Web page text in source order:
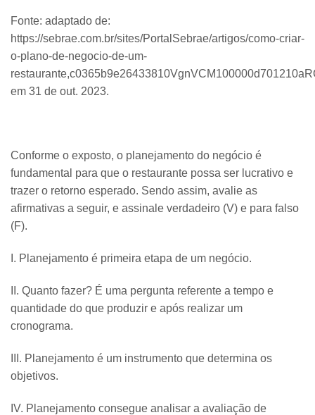
​Fonte: adaptado de:
https://sebrae.com.br/sites/PortalSebrae/artigos/como-criar-
o-plano-de-negocio-de-um-
em 31 de out. 2023.
Conforme o exposto, o planejamento do negócio é
fundamental para que o restaurante possa ser lucrativo e
trazer o retorno esperado. Sendo assim, avalie as
afirmativas a seguir, e assinale verdadeiro (V) e para falso
(F).
I. Planejamento é primeira etapa de um negócio.
II. Quanto fazer? É uma pergunta referente a tempo e
quantidade do que produzir e após realizar um
cronograma.
III. Planejamento é um instrumento que determina os
objetivos.
IV. Planejamento consegue analisar a avaliação de